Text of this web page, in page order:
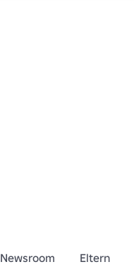
Newsroom Eltern